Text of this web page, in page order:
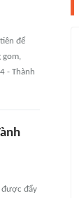
để
gom,
- Thành
được đẩy